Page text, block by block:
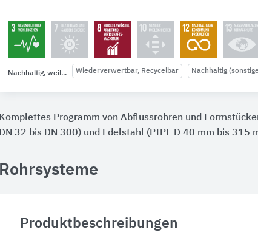
Nachhaltig, weil... Wiederverwertbar, Recycelbar Nachhaltig
Komplettes Programm von Abflussrohren und
DN 32 bis DN 300) und Edelstahl (PIPE D 40 mm bis 315
Rohrsysteme
Produktbeschreibungen